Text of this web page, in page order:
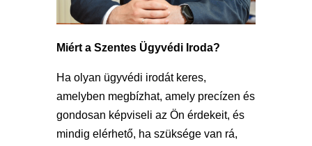
Miért a Szentes Ügyvédi Iroda?
Ha olyan ügyvédi irodát keres,
amelyben megbízhat, amely precízen és
gondosan képviseli az Ön érdekeit, és
mindig elérhető, ha szüksége van rá,